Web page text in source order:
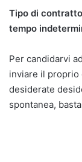
Tipo di
tempo
Per candidarvi
inviare il proprio
desiderate
spontanea,